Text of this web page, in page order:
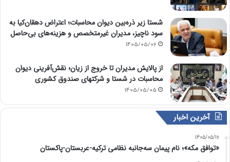
شستا زیر ذره‌بین دیوان محاسبات؛ اعتراض دهقان‌کیا به
سود ناچیز، مدیران غیرمتخصص و هزینه‌های بی‌حاصل
1405/05/06
از پالایش مدیران تا خروج از زیان؛ نقش‌آفرینی دیوان
محاسبات در شستا و شرکتهای صندوق کشوری
1405/05/05
آخرین اخبار
1405/05/16
«توافق مکه»؛ نام پیمان سه‌جانبه نظامی ترکیه-عربستان-پاکستان